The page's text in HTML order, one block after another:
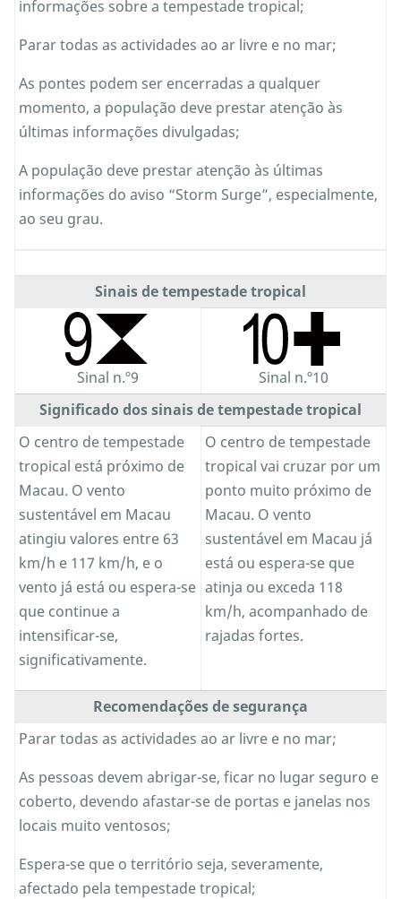
informações sobre a tempestade tropical;
Parar todas as actividades ao ar livre e no mar;
As pontes podem ser encerradas a qualquer
momento, a população deve prestar atenção às
últimas informações divulgadas;
A população deve prestar atenção às últimas
informações do aviso “Storm Surge”, especialmente,
ao seu grau.
Sinais de tempestade tropical
Sinal n.º9
Sinal n.º10
Significado dos sinais de tempestade tropical
O centro de tempestade
tropical está próximo de
Macau. O vento
sustentável em Macau
atingiu valores entre 63
km/h e 117 km/h, e o
vento já está ou espera-se
que continue a
intensificar-se,
significativamente.
O centro de tempestade
tropical vai cruzar por um
ponto muito próximo de
Macau. O vento
sustentável em Macau já
está ou espera-se que
atinja ou exceda 118
km/h, acompanhado de
rajadas fortes.
Recomendações de segurança
Parar todas as actividades ao ar livre e no mar;
As pessoas devem abrigar-se, ficar no lugar seguro e
coberto, devendo afastar-se de portas e janelas nos
locais muito ventosos;
Espera-se que o território seja, severamente,
afectado pela tempestade tropical;